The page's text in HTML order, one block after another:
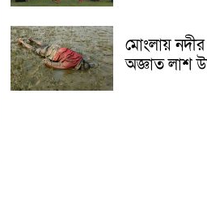
মোংলায়
অজ্ঞাত লাশ